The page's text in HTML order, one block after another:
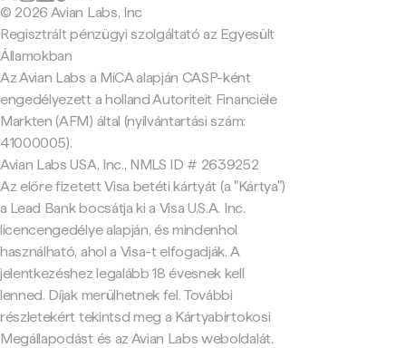
© 2026 Avian Labs, Inc
Regisztrált pénzügyi szolgáltató az Egyesült
Államokban
Az Avian Labs a MiCA alapján CASP-ként
engedélyezett a holland Autoriteit Financiële
Markten (AFM) által (nyilvántartási szám:
41000005).
Avian Labs USA, Inc., NMLS ID # 2639252
Az előre fizetett Visa betéti kártyát (a "Kártya")
a Lead Bank bocsátja ki a Visa U.S.A. Inc.
licencengedélye alapján, és mindenhol
használható, ahol a Visa-t elfogadják. A
jelentkezéshez legalább 18 évesnek kell
lenned. Díjak merülhetnek fel. További
részletekért tekintsd meg a Kártyabirtokosi
Megállapodást és az Avian Labs weboldalát.